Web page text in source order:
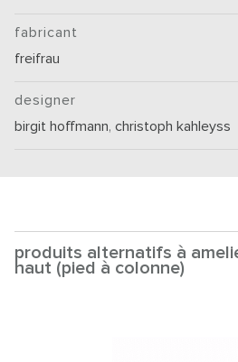
fabricant
freifrau
designer
birgit hoffmann,christoph kahleyss
produits alternatifs à
haut (pied à colonne)